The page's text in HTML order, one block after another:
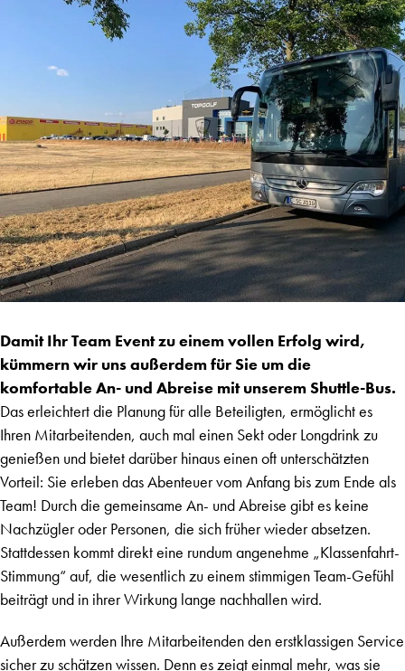
Damit Ihr Team Event zu einem vollen Erfolg wird,
kümmern wir uns außerdem für Sie um die
komfortable An- und Abreise mit unserem Shuttle-Bus.
Das erleichtert die Planung für alle Beteiligten, ermöglicht es
Ihren Mitarbeitenden, auch mal einen Sekt oder Longdrink zu
genießen und bietet darüber hinaus einen oft unterschätzten
Vorteil: Sie erleben das Abenteuer vom Anfang bis zum Ende als
Team! Durch die gemeinsame An- und Abreise gibt es keine
Nachzügler oder Personen, die sich früher wieder absetzen.
Stattdessen kommt direkt eine rundum angenehme „Klassenfahrt-
Stimmung“ auf, die wesentlich zu einem stimmigen Team-Gefühl
beiträgt und in ihrer Wirkung lange nachhallen wird.
Außerdem werden Ihre Mitarbeitenden den erstklassigen Service
sicher zu schätzen wissen. Denn es zeigt einmal mehr, was sie